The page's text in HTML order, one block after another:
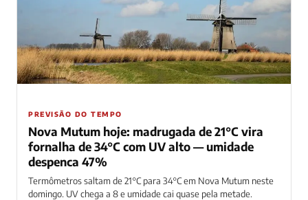
PREVISÃO DO TEMPO
Nova Mutum hoje: madrugada de 21°C vira
fornalha de 34°C com UV alto — umidade
despenca 47%
Termômetros saltam de 21°C para 34°C em Nova Mutum neste
domingo. UV chega a 8 e umidade cai quase pela metade.